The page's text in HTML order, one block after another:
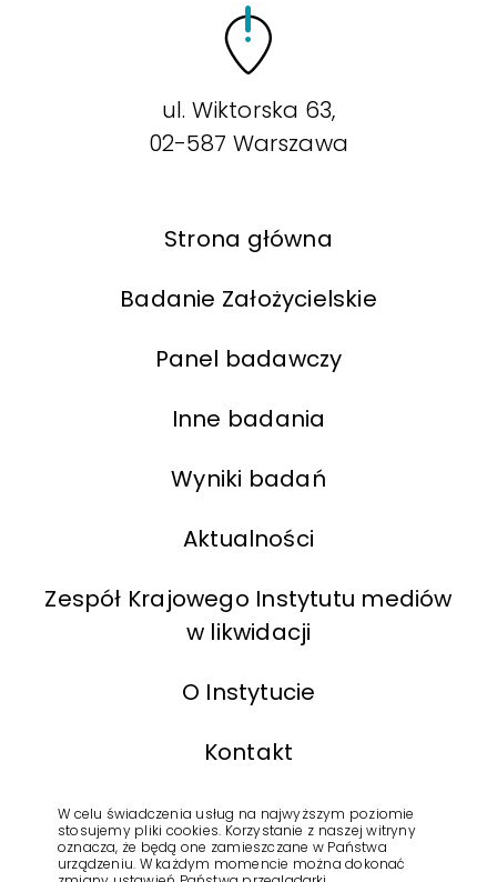
ul. Wiktorska 63,
02-587 Warszawa
Strona główna
Badanie Założycielskie
Panel badawczy
Inne badania
Wyniki badań
Aktualności
Zespół Krajowego Instytutu mediów
w likwidacji
O Instytucie
Kontakt
BIP
Polityka Prywatności
W celu świadczenia usług na najwyższym poziomie
stosujemy pliki cookies. Korzystanie z naszej witryny
oznacza, że będą one zamieszczane w Państwa
urządzeniu. W każdym momencie można dokonać